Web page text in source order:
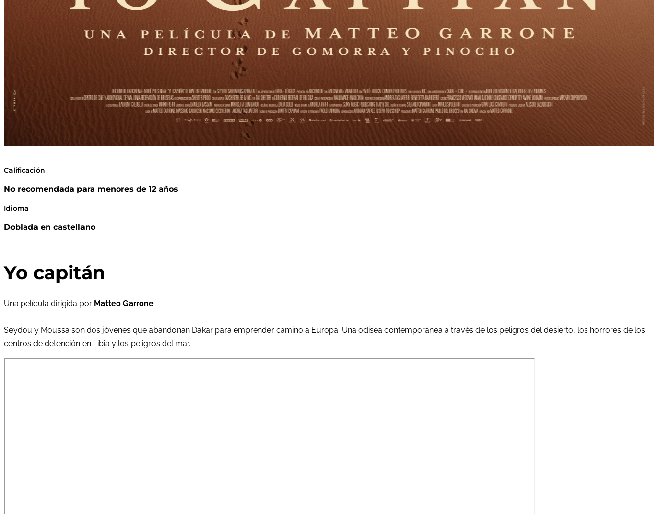
Calificación
No recomendada para menores de 12 años
Idioma
Doblada en castellano
Yo capitán
Una película dirigida por Matteo Garrone
Seydou y Moussa son dos jóvenes que abandonan Dakar para emprender camino a Europa. Una odisea contemporánea a través de los peligros del desierto, los horrores de los
centros de detención en Libia y los peligros del mar.